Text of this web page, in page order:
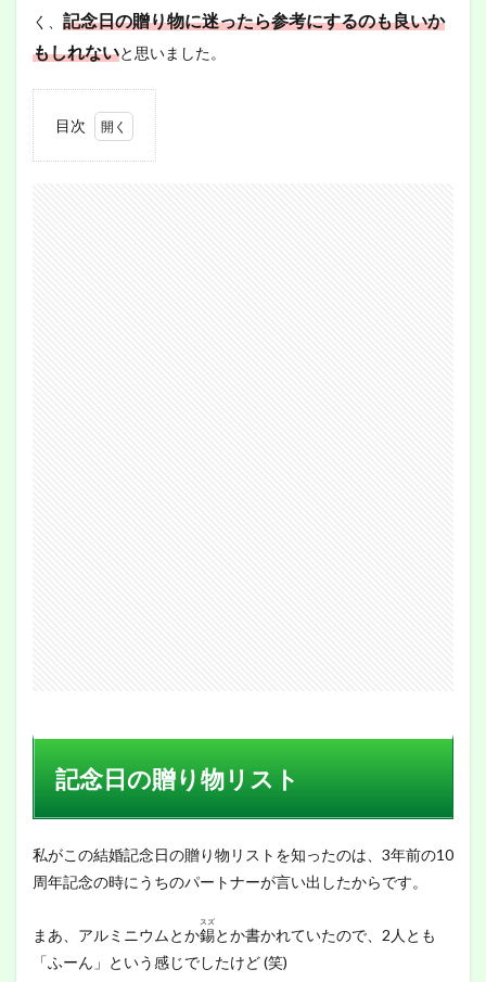
く、 記念日の贈り物に迷ったら参考にするのも良いか
もしれないと思いました。
目次
記念日の贈り物リスト
私がこの結婚記念日の贈り物リストを知ったのは、3年前の10
周年記念の時にうちのパートナーが言い出したからです。
まあ、アルミニウムとか錫
スズ
とか書かれていたので、2人とも
「ふーん」という感じでしたけど (笑)